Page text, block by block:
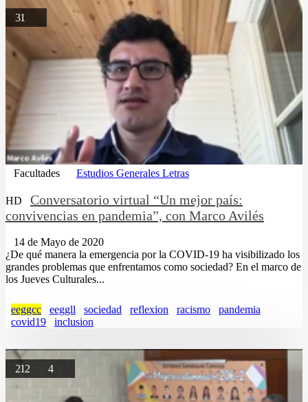
31
Facultades Estudios Generales Letras
HD
Conversatorio virtual “Un mejor país:
convivencias en pandemia”, con Marco Avilés
14 de Mayo de 2020
¿De qué manera la emergencia por la COVID-19 ha visibilizado los
grandes problemas que enfrentamos como sociedad? En el marco de
los Jueves Culturales...
eeggcc eeggll sociedad reflexion racismo
pandemia
covid19
inclusion
212 4